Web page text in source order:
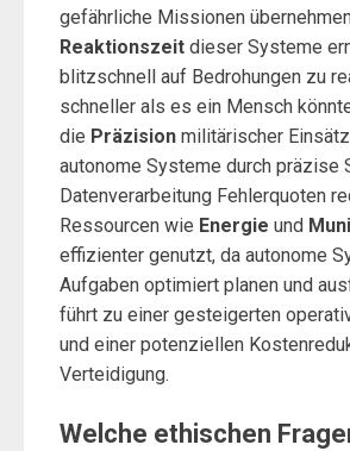
gefährliche Missionen
Reaktionszeit dieser Systeme
blitzschnell auf Bedrohungen zu
schneller als es ein Mensch
die Präzision militärischer
autonome Systeme durch präzise
Datenverarbeitung Fehlerquoten
Ressourcen wie Energie und
effizienter genutzt, da autonome
Aufgaben optimiert planen und
führt zu einer gesteigerten
und einer potenziellen
Verteidigung.
Welche ethischen